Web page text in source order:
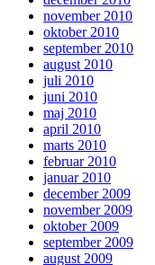
november 2010
oktober 2010
september 2010
august 2010
juli 2010
juni 2010
maj 2010
april 2010
marts 2010
februar 2010
januar 2010
december 2009
november 2009
oktober 2009
september 2009
august 2009